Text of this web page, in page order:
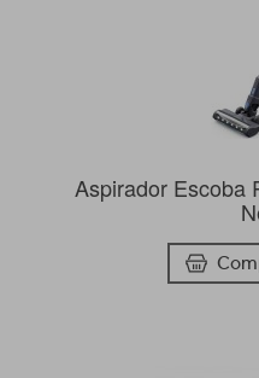
Aspirador Escoba